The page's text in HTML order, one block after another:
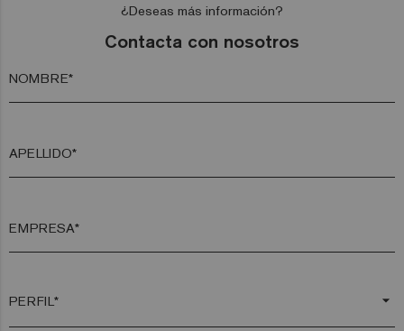
¿Deseas más información?
Contacta con nosotros
NOMBRE*
APELLIDO*
EMPRESA*
arrow_drop_down